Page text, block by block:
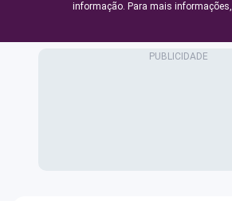
informação. Para mais informações,